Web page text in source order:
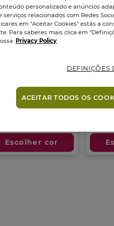
15 tons
Escolher cor
Tubo 7
4.5
personalizado e anúncios
serviços relacionados com Redes
em “Aceitar Cookies” estás a
Para saberes mais clica em
Privacy Policy
DEFINIÇÕES
ACEITAR TODOS OS